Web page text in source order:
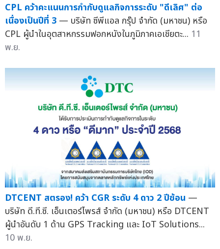
CPL คว้าคะแนนการกำกับดูแลกิจการระดับ "ดีเลิศ" ต่อ
เนื่องเป็นปีที่ 3 — บริษัท ซีพีแอล กรุ๊ป จำกัด (มหาชน) หรือ
CPL ผู้นำในอุตสาหกรรมฟอกหนังในภูมิภาคเอเชียตะ... 11
พ.ย.
DTCENT สตรอง! คว้า CGR ระดับ 4 ดาว 2 ปีซ้อน —
บริษัท ดี.ที.ซี. เอ็นเตอร์ไพรส์ จำกัด (มหาชน) หรือ DTCENT
ผู้นำอันดับ 1 ด้าน GPS Tracking และ IoT Solutions...
10 พ.ย.